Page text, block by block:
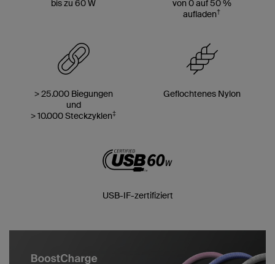
bis zu 60 W
von 0 auf 50 %
aufladen†
> 25.000 Biegungen
und
> 10.000 Steckzyklen‡
Geflochtenes Nylon
USB-IF-zertifiziert